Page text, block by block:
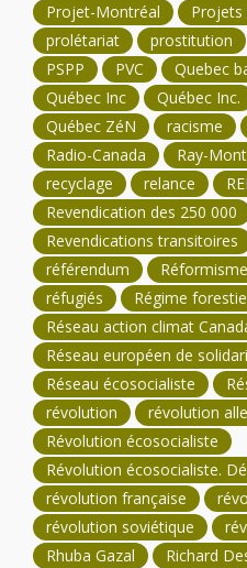
Projet-Montréal
Projets
prolétariat
prostitution
PSPP
PVC Quebec
Québec Inc
Québec Inc.
Québec ZéN
racisme
Radio-Canada
Ray-Mont
recyclage
relance
Revendication des 250 000
Revendications transitoires
référendum
Réformisme
réfugiés
Régime
Réseau action climat
Réseau européen de
Réseau écosocialiste
révolution
révolution
Révolution écosocialiste
Révolution écosocialiste.
révolution française
révolution soviétique
Rhuba Gazal
Richard